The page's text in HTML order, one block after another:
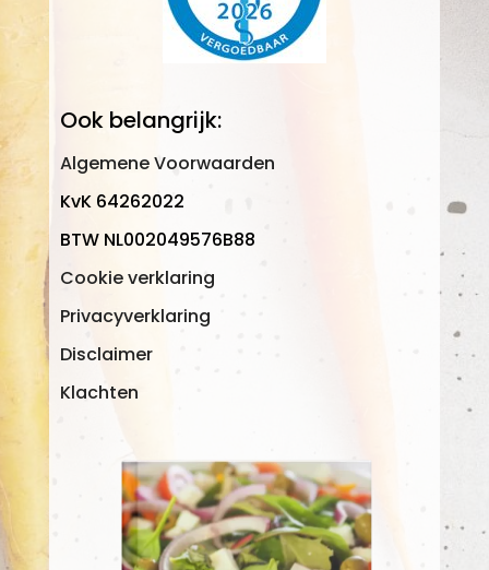
Ook belangrijk:
Algemene Voorwaarden
KvK 64262022
BTW NL002049576B88
Cookie verklaring
Privacyverklaring
Disclaimer
Klachten